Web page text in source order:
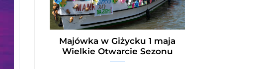
Majówka w Giżycku 1 maja
Wielkie Otwarcie Sezonu